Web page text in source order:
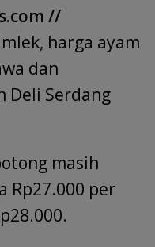
a
d
s
er//
harga ayam
dan
Deli Serdang
masih
Rp27.000 per